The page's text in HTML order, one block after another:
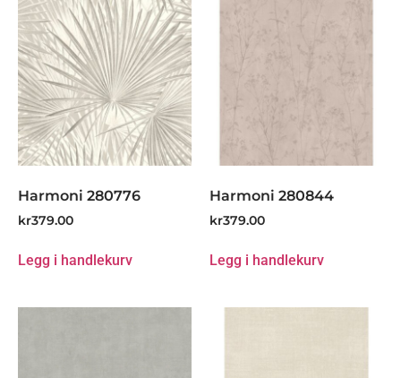
Harmoni 280776
kr379.00
Legg i handlekurv
Harmoni 280844
kr379.00
Legg i handlekurv